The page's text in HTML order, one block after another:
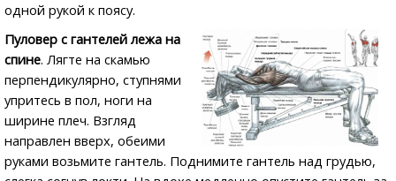
одной рукой к поясу.
Пуловер с гантелей лежа на
спине. Лягте на скамью
перпендикулярно, ступнями
упритесь в пол, ноги на
ширине плеч. Взгляд
направлен вверх, обеими
руками возьмите гантель. Поднимите гантель над грудью,